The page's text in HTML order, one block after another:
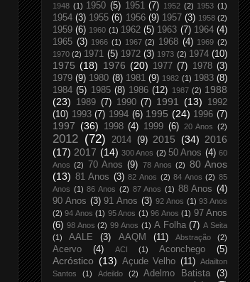
1948 (1) 1950 (5) 1951 (7) 1952 (2) 1953 (1)
1954 (3) 1955 (6) 1956 (9) 1957 (3) 1958 (2)
1959 (6) 1960 (1) 1962 (5) 1963 (7) 1964 (4)
1965 (3) 1966 (1) 1967 (2) 1968 (4) 1969 (2)
1970 (2) 1971 (5) 1972 (3) 1973 (2) 1974 (10)
1975 (18) 1976 (20) 1977 (7) 1978 (3)
1979 (9) 1980 (8) 1981 (9) 1982 (1) 1983 (8)
1984 (5) 1985 (8) 1986 (12) 1987 (2) 1988
(23)
1989 (7) 1990 (7) 1991 (13)
1992
(10) 1993 (7) 1994 (6) 1995 (24) 1996 (7)
1997 (36) 1998 (4) 1999 (6) 20 Anos (2)
2012 (72) 2014 (9) 2015 (34) 2016
(17) 2017 (14) 300 Anos (2) 50 Anos (4) 60
Anos (2) 70 Anos (9) 78 Anos (2) 80 Anos
(13) 81 Anos (3) 82 Anos (2) 84 Anos (2) 85
Anos (1) 86 Anos (2) 87 Anos (1) 88 Anos (4)
90 Anos (3) 91 Anos (3) 92 Anos (1) 93 Anos
(2) 94 Anos (1) 95 Anos (1) 96 Anos (1) 97 Anos
(6) 98 Anos (2) 99 Anos (1) A Folha (7) A Seita
(1)
AALE (3) AAQM (11) Abstração (2)
Acervo (4) ACI (1) Aconchego (5)
Acróstico (13) Açude Velho (11) Adailton
Santos
(1) Adeildo (2) Adelmo Batista (3)